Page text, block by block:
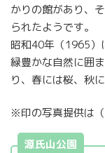
かりの館があり、
られたようです。
昭和40年（1965）
緑豊かな自然に囲
り、春には桜、秋
※印の写真提供は
源氏山公園